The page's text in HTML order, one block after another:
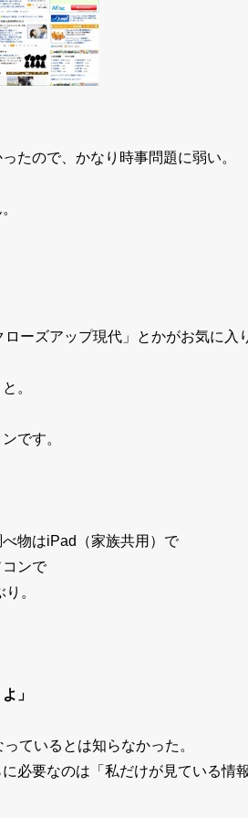
たので、かなり時事問題に弱い。
ーズアップ現代」とかがお気に入
。
です。
物はiPad（家族共用）で
コンで
。
」
ているとは知らなかった。
必要なのは「私だけが見ている情